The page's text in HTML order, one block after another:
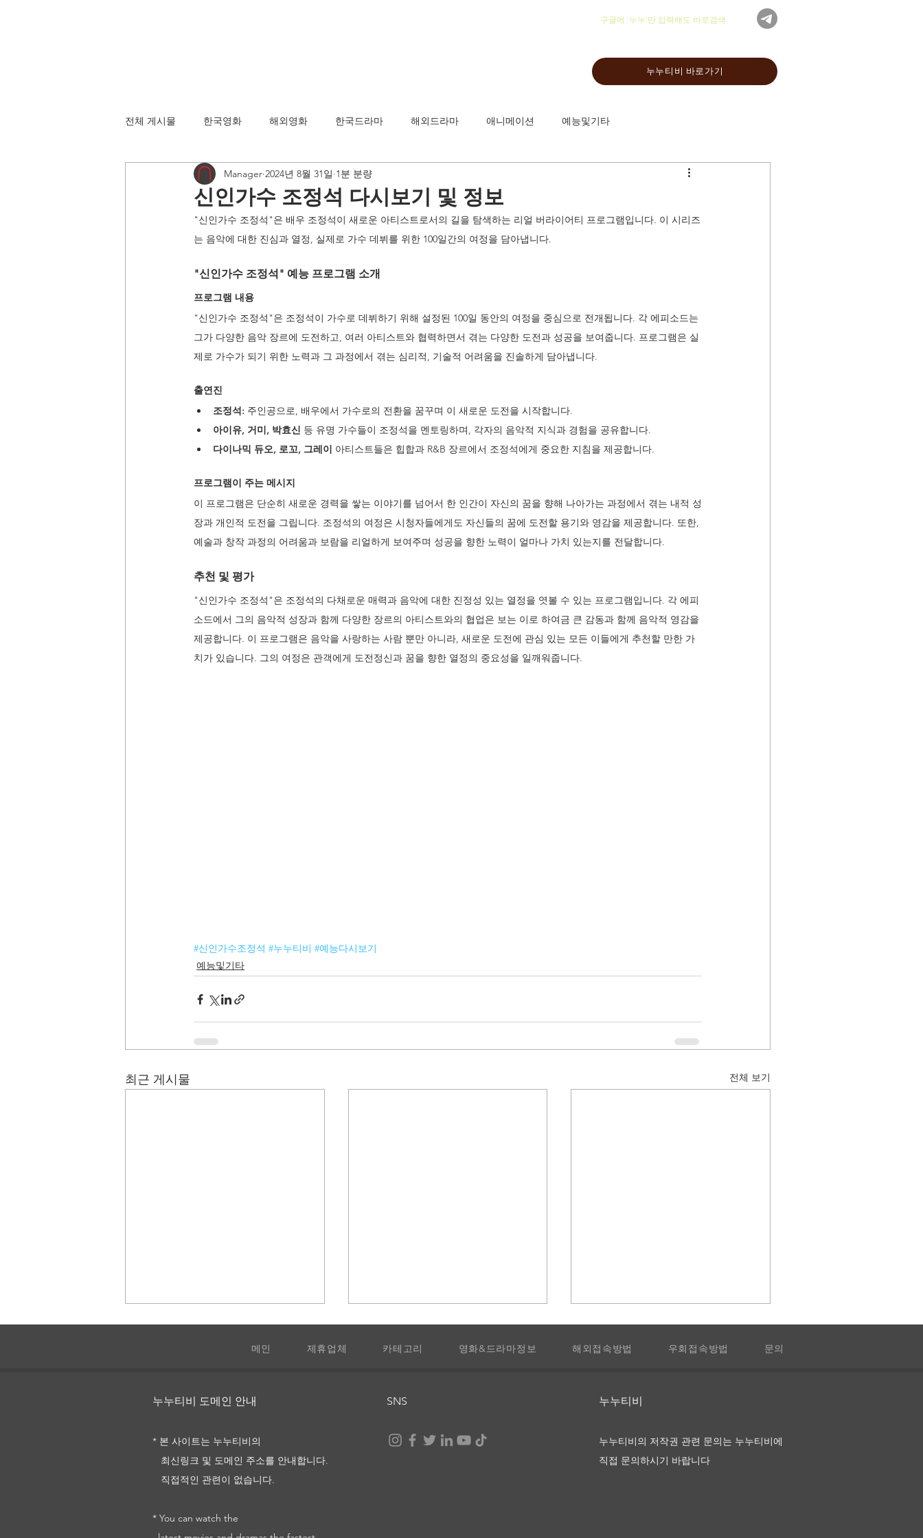
​구글에 '누누'만 입력해도 바로검색
누누티비 바로가기
전체 게시물 한국영화 해외영화 한국드라마 해외드라마 애니메이션 예능및기타
신인가수 조정석 다시보기 및 정보
Manager 2024년 8월 31일 1분 분량
"신인가수 조정석"은 배우 조정석이 새로운 아티스트로서의 길을 탐색하는 리얼 버라이어티 프로그램입니다. 이 시리즈
는 음악에 대한 진심과 열정, 실제로 가수 데뷔를 위한 100일간의 여정을 담아냅니다.
"신인가수 조정석" 예능 프로그램 소개
프로그램 내용
"신인가수 조정석"은 조정석이 가수로 데뷔하기 위해 설정된 100일 동안의 여정을 중심으로 전개됩니다. 각 에피소드는
그가 다양한 음악 장르에 도전하고, 여러 아티스트와 협력하면서 겪는 다양한 도전과 성공을 보여줍니다. 프로그램은 실
제로 가수가 되기 위한 노력과 그 과정에서 겪는 심리적, 기술적 어려움을 진솔하게 담아냅니다.
출연진
조정석: 주인공으로, 배우에서 가수로의 전환을 꿈꾸며 이 새로운 도전을 시작합니다.
아이유, 거미, 박효신 등 유명 가수들이 조정석을 멘토링하며, 각자의 음악적 지식과 경험을 공유합니다.
다이나믹 듀오, 로꼬, 그레이 아티스트들은 힙합과 R&B 장르에서 조정석에게 중요한 지침을 제공합니다.
프로그램이 주는 메시지
이 프로그램은 단순히 새로운 경력을 쌓는 이야기를 넘어서 한 인간이 자신의 꿈을 향해 나아가는 과정에서 겪는 내적 성
장과 개인적 도전을 그립니다. 조정석의 여정은 시청자들에게도 자신들의 꿈에 도전할 용기와 영감을 제공합니다. 또한,
예술과 창작 과정의 어려움과 보람을 리얼하게 보여주며 성공을 향한 노력이 얼마나 가치 있는지를 전달합니다.
추천 및 평가
"신인가수 조정석"은 조정석의 다채로운 매력과 음악에 대한 진정성 있는 열정을 엿볼 수 있는 프로그램입니다. 각 에피
소드에서 그의 음악적 성장과 함께 다양한 장르의 아티스트와의 협업은 보는 이로 하여금 큰 감동과 함께 음악적 영감을
제공합니다. 이 프로그램은 음악을 사랑하는 사람 뿐만 아니라, 새로운 도전에 관심 있는 모든 이들에게 추천할 만한 가
치가 있습니다. 그의 여정은 관객에게 도전정신과 꿈을 향한 열정의 중요성을 일깨워줍니다.
#신인가수조정석 #누누티비 #예능다시보기
예능및기타
최근 게시물 전체 보기
핀란드 셋방살이 다시보기 및
더 타임 호텔 다시보기 및 정
보
메인 제휴업체 카테고리 영화&드라마정보 해외접속방법 우회접속방법 문의
누누티비 도메인 안내
* 본 사이트는 누누티비의
최신링크 및 도메인 주소를 안내합니다.
직접적인 관련이 없습니다.
* You can watch the
SNS ​누누티비
누누티비의 저작권 관련 문의는 누누티비에
직접 문의하시기 바랍니다